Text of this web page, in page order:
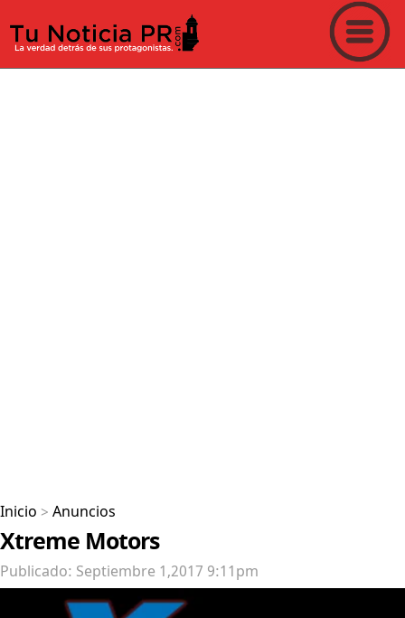
Inicio > Anuncios
Xtreme Motors
Publicado: Septiembre 1,2017 9:11pm